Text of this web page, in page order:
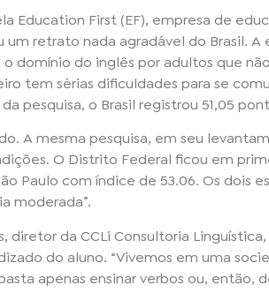
Education First (EF), empresa de
retrato nada agradável do Brasil.
domínio do inglês por adultos que
tem sérias dificuldades para se
pesquisa, o Brasil registrou 51,05
A mesma pesquisa, em seu
O Distrito Federal ficou em
Paulo com índice de 53.06. Os dois
moderada”.
diretor da CCLi Consultoria
do aluno. “Vivemos em uma
apenas ensinar verbos ou, então,